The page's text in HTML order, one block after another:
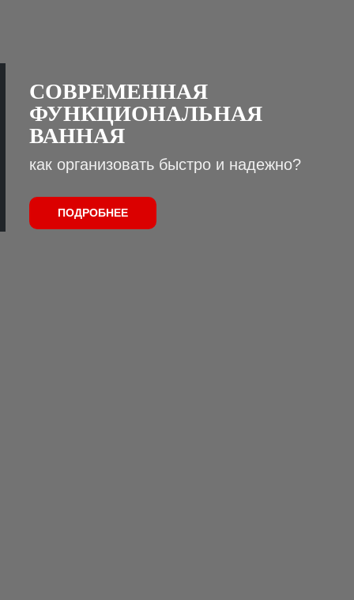
СОВРЕМЕННАЯ
ФУНКЦИОНАЛЬНАЯ
ВАННАЯ
как организовать быстро и надежно?
ПОДРОБНЕЕ